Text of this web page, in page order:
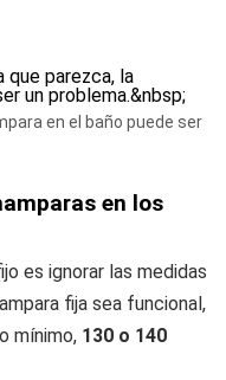
en el baño puede ser
en los
es ignorar las medidas
fija sea funcional,
mínimo, 130 o 140